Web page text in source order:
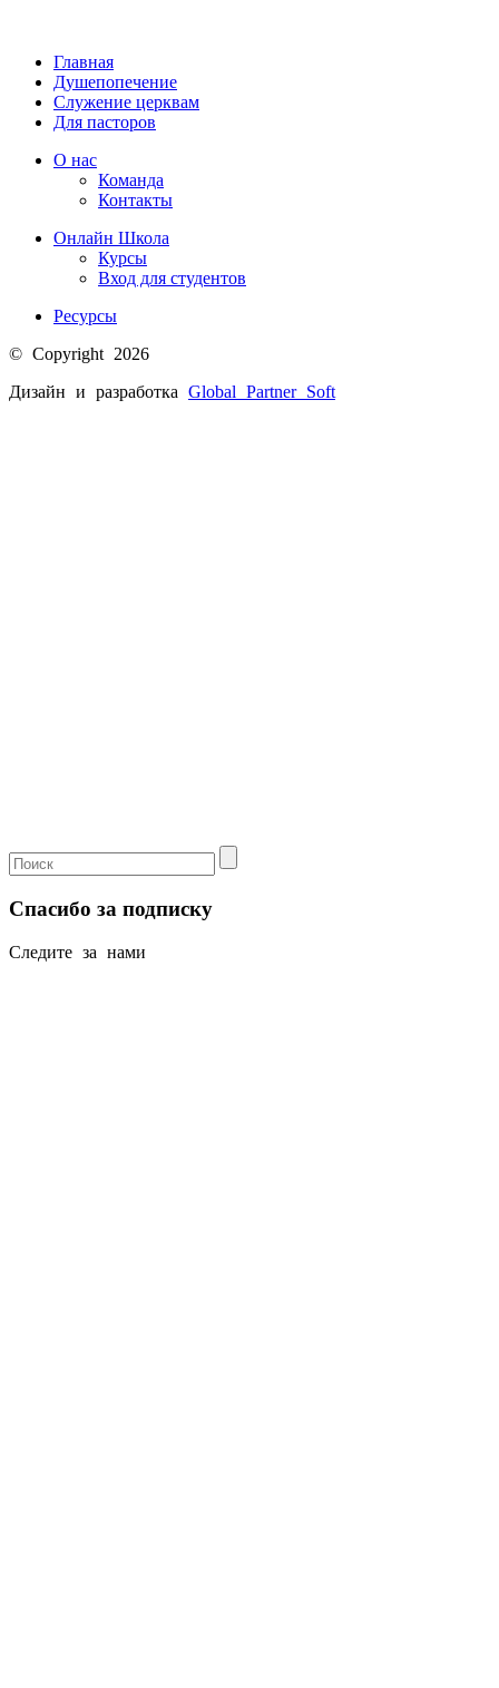
Главная
Душепопечение
Служение церквам
Для пасторов
О нас
Команда
Контакты
Онлайн Школа
Курсы
Вход для студентов
Ресурсы
© Copyright 2026
Дизайн и разработка Global Partner Soft
Спасибо за подписку
Следите за нами